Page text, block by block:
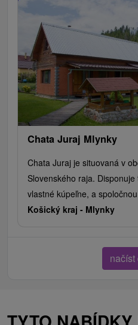
Chata Juraj Mlynky
Chata Juraj je situovaná v
Slovenského raja.
vlastné kúpeľne, a
Košický kraj - Mlynky